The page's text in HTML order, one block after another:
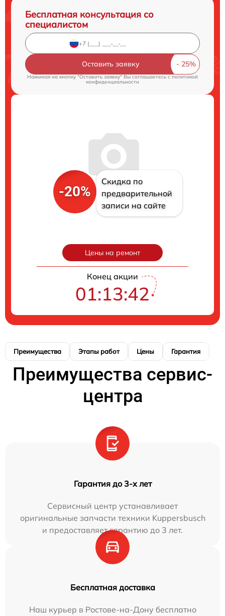
Бесплатная консультация со
специалистом
Оставить заявку
Нажимая на кнопку "Оставить заявку" Вы соглашаетесь c политикой
конфиденциальности
-20%
Скидка по
предварительной
записи на сайте
Цены на ремонт
Конец акции
01:13:41
Преимущества Этапы работ Цены Гарантия
Преимущества сервис-
центра
Гарантия до 3-х лет
Сервисный центр устанавливает
оригинальные запчасти техники Kuppersbusch
и предоставляет гарантию до 3 лет.
Бесплатная доставка
Наш курьер в Ростове-на-Дону бесплатно